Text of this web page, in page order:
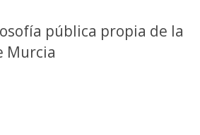
pública propia de la
Murcia